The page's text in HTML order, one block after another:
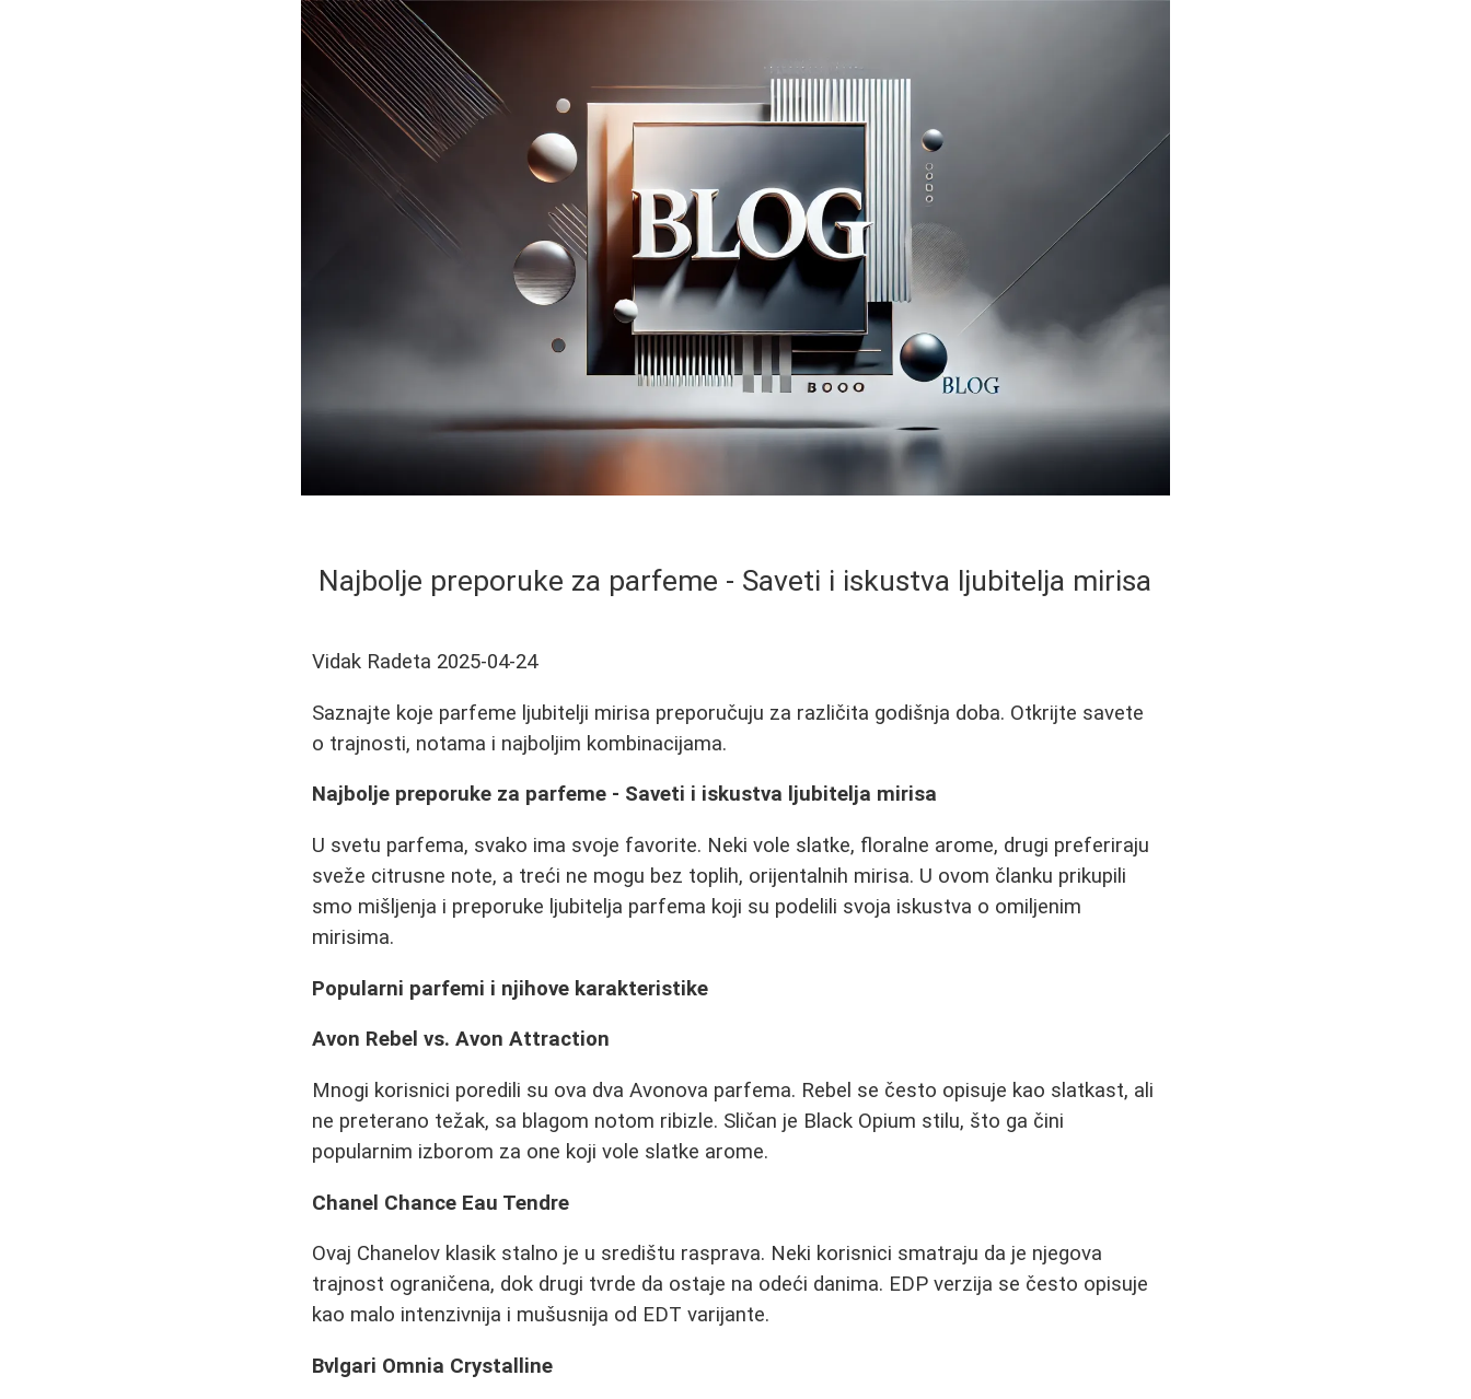
Najbolje preporuke za parfeme - Saveti i iskustva ljubitelja mirisa
Vidak Radeta 2025-04-24
Saznajte koje parfeme ljubitelji mirisa preporučuju za različita godišnja doba. Otkrijte savete
o trajnosti, notama i najboljim kombinacijama.
Najbolje preporuke za parfeme - Saveti i iskustva ljubitelja mirisa
U svetu parfema, svako ima svoje favorite. Neki vole slatke, floralne arome, drugi preferiraju
sveže citrusne note, a treći ne mogu bez toplih, orijentalnih mirisa. U ovom članku prikupili
smo mišljenja i preporuke ljubitelja parfema koji su podelili svoja iskustva o omiljenim
mirisima.
Popularni parfemi i njihove karakteristike
Avon Rebel vs. Avon Attraction
Mnogi korisnici poredili su ova dva Avonova parfema. Rebel se često opisuje kao slatkast, ali
ne preterano težak, sa blagom notom ribizle. Sličan je Black Opium stilu, što ga čini
popularnim izborom za one koji vole slatke arome.
Chanel Chance Eau Tendre
Ovaj Chanelov klasik stalno je u središtu rasprava. Neki korisnici smatraju da je njegova
trajnost ograničena, dok drugi tvrde da ostaje na odeći danima. EDP verzija se često opisuje
kao malo intenzivnija i mušusnija od EDT varijante.
Bvlgari Omnia Crystalline